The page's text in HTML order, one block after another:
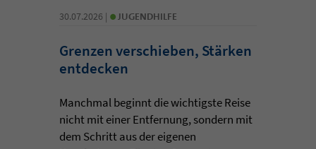
30.07.2026 | • JUGENDHILFE
Grenzen verschieben, Stärken
entdecken
Manchmal beginnt die wichtigste Reise
nicht mit einer Entfernung, sondern mit
dem Schritt aus der eigenen